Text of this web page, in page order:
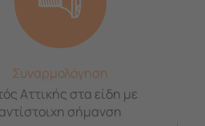
Συναρμολόγηση
Αττικής στα είδη με
αντίστοιχη σήμανση